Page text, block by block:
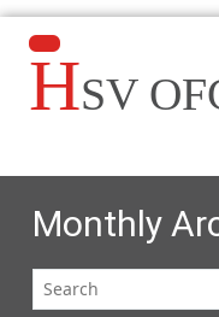
HSV
Monthly